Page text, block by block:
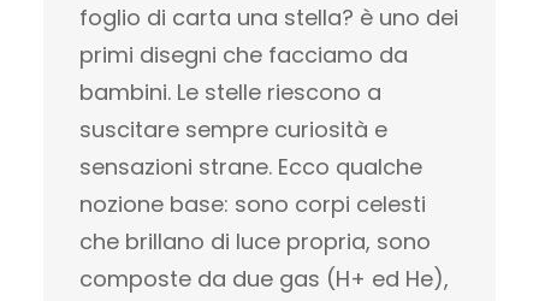
foglio di carta una stella? è uno dei
primi disegni che facciamo da
bambini. Le stelle riescono a
suscitare sempre curiosità e
sensazioni strane. Ecco qualche
nozione base: sono corpi celesti
che brillano di luce propria, sono
composte da due gas (H+ ed He),